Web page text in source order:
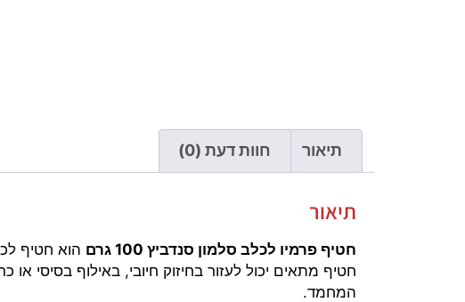
תיאור חוות דעת (0)
תיאור
חטיף פרמיו לכלב סלמון סנדביץ 100 גרם
הוא חטיף
חטיף מתאים יכול לעזור בחיזוק חיובי, באילוף בסיסי
המחמד.